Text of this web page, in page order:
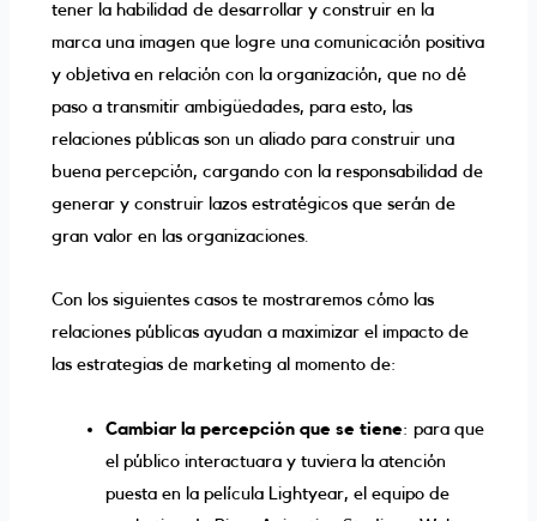
tener la habilidad de desarrollar y construir en la
marca una imagen que logre una comunicación positiva
y objetiva en relación con la organización, que no dé
paso a transmitir ambigüedades, para esto, las
relaciones públicas son un aliado para construir una
buena percepción, cargando con la responsabilidad de
generar y construir lazos estratégicos que serán de
gran valor en las organizaciones.
Con los siguientes casos te mostraremos cómo las
relaciones públicas ayudan a maximizar el impacto de
las estrategias de marketing al momento de:
Cambiar la percepción que se tiene: para que
el público interactuara y tuviera la atención
puesta en la película Lightyear, el equipo de